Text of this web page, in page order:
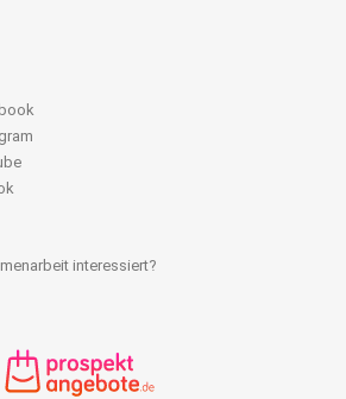
interessiert?